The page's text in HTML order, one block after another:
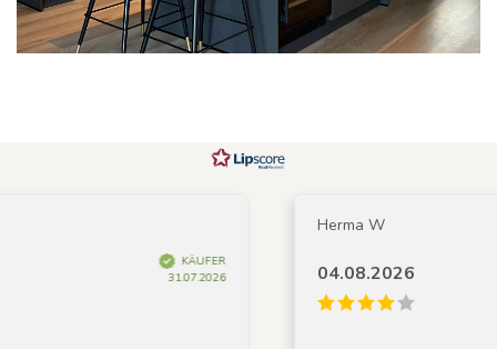
KÄUFER
31.07.2026
Herma W
04.08.2026